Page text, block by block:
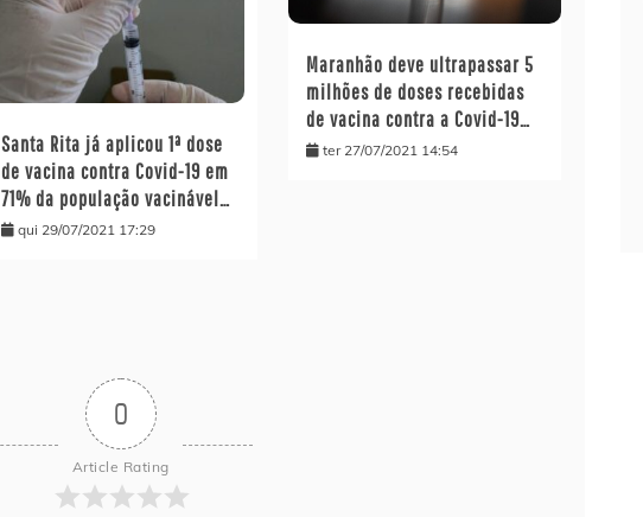
Santa Rita já aplicou 1ª dose
de vacina contra Covid-19 em
71% da população vacinável…
qui 29/07/2021 17:29
Maranhão deve ultrapassar 5
milhões de doses recebidas
de vacina contra a Covid-19…
ter 27/07/2021 14:54
0
Article Rating